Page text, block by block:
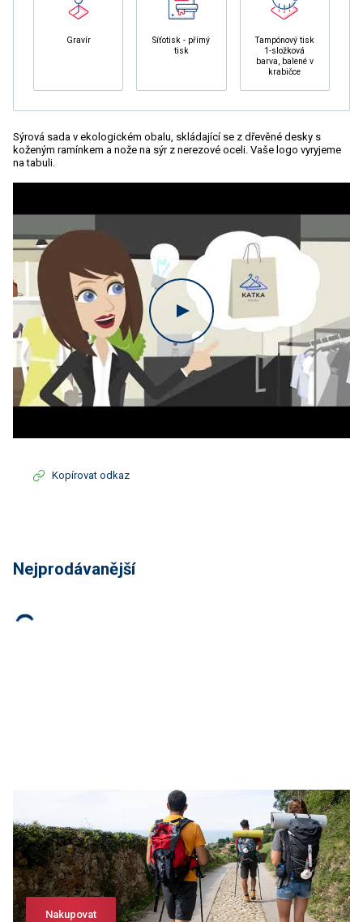
Gravír
Síťotisk - přímý
tisk
Tampónový tisk
1-složková
barva, balené v
krabičce
Sýrová sada v ekologickém obalu, skládající se z dřevěné desky s
koženým ramínkem a nože na sýr z nerezové oceli. Vaše logo vyryjeme
na tabuli.
Kopírovat odkaz
Nejprodávanější
Nakupovat